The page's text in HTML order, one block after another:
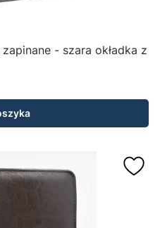
- szara okładka z